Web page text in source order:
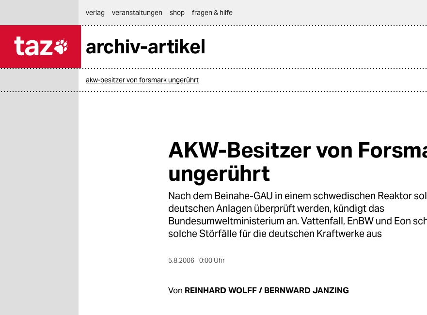
themen
verlag
veranstaltungen shop fragen & hilfe
archiv-artikel
akw-besitzer von forsmark ungerührt
AKW-Besitzer von
ungerührt
Nach dem Beinahe-GAU in einem schwedischen Reaktor
deutschen Anlagen überprüft werden, kündigt das
Bundesumweltministerium an. Vattenfall, EnBW und Eon
solche Störfälle für die deutschen Kraftwerke aus
5.8.2006 0:00 Uhr
Von REINHARD WOLFF / BERNWARD JANZING